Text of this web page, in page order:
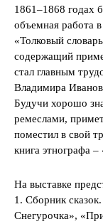
1861–1868 годах
объемная работа
«Толковый
содержащий
стал главным
Владимира
Будучи хорошо
ремеслами,
поместил в свой
книга этнографа
На выставке
1. Сборник
Снегурочка»,